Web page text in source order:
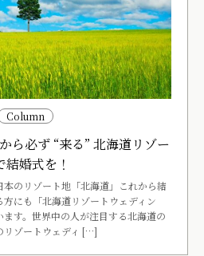
Column
ら必ず “来る” 北海道リゾー
結婚式を！
のリゾート地「北海道」これから結
にも「北海道リゾートウェディン
す。世界中の人が注目する北海道の
リゾートウェディ […]